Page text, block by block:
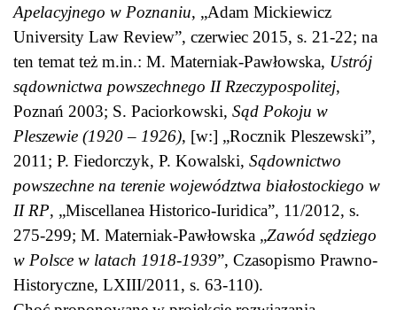
Apelacyjnego w Poznaniu, „Adam Mickiewicz
University Law Review”, czerwiec 2015, s. 21-22; na
ten temat też m.in.: M. Materniak-Pawłowska, Ustrój
sądownictwa powszechnego II Rzeczypospolitej,
Poznań 2003; S. Paciorkowski, Sąd Pokoju w
Pleszewie (1920 – 1926), [w:] „Rocznik Pleszewski”,
2011; P. Fiedorczyk, P. Kowalski, Sądownictwo
powszechne na terenie województwa białostockiego w
II RP, „Miscellanea Historico-Iuridica”, 11/2012, s.
275-299; M. Materniak-Pawłowska „Zawód sędziego
w Polsce w latach 1918-1939”, Czasopismo Prawno-
Historyczne, LXIII/2011, s. 63-110).